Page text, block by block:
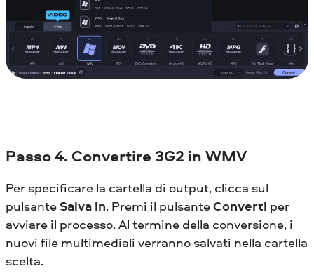
Passo 4. Convertire 3G2 in WMV
Per specificare la cartella di output, clicca sul
pulsanteSalva in. Premi il pulsanteConverti per
avviare il processo. Al termine della conversione, i
nuovi file multimediali verranno salvati nella cartella
scelta.